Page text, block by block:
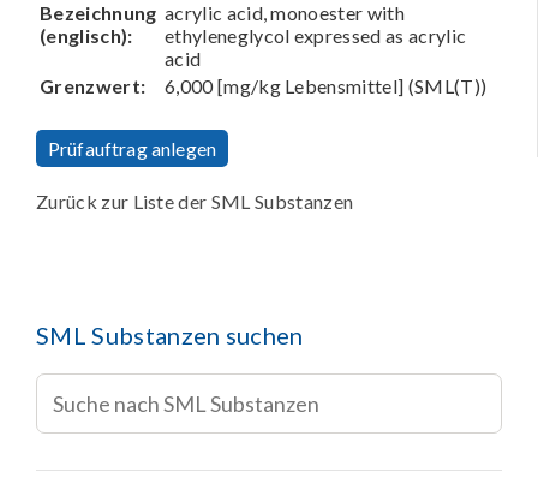
Bezeichnung
(englisch):
acrylic acid, monoester with
ethyleneglycol expressed as acrylic
acid
Grenzwert:
6,000 [mg/kg Lebensmittel] (SML(T))
Prüfauftrag anlegen
Zurück zur Liste der SML Substanzen
SML Substanzen suchen